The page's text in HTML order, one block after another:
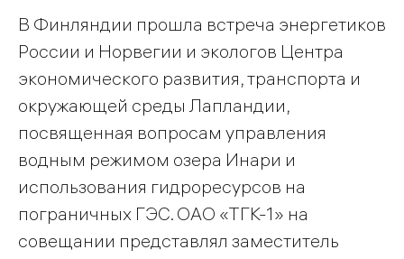
В Финляндии прошла встреча энергетиков
России и Норвегии и экологов Центра
экономического развития, транспорта и
окружающей среды Лапландии,
посвященная вопросам управления
водным режимом озера Инари и
использования гидроресурсов на
пограничных ГЭС. ОАО «ТГК-1» на
совещании представлял заместитель